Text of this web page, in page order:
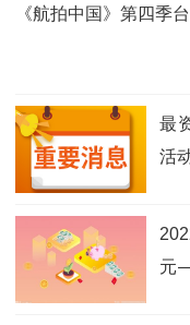
《航拍中国》第四季
最
活
元